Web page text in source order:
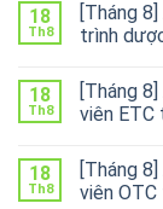
18
Th8
[Tháng
trình
18
Th8
[Tháng
viên ETC
18
Th8
[Tháng
viên